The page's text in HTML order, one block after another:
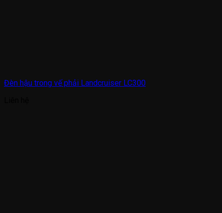
Đèn hậu trong vế phải Landcruiser LC300